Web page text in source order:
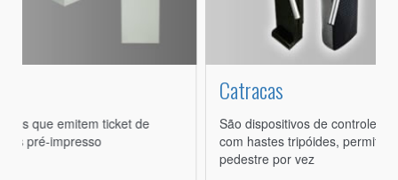
de
São dispositivos de controle de acesso, para
com hastes tripóides, permitindo o acesso único de